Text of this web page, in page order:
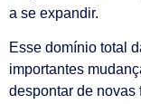
a se expandir.
Esse domínio total
importantes
despontar de